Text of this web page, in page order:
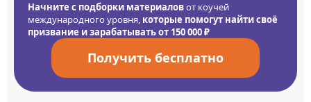
Начните с подборки материаловот коучей
международного уровня, которые помогут найти своё
призвание и зарабатывать от 150 000 ₽
Получить бесплатно